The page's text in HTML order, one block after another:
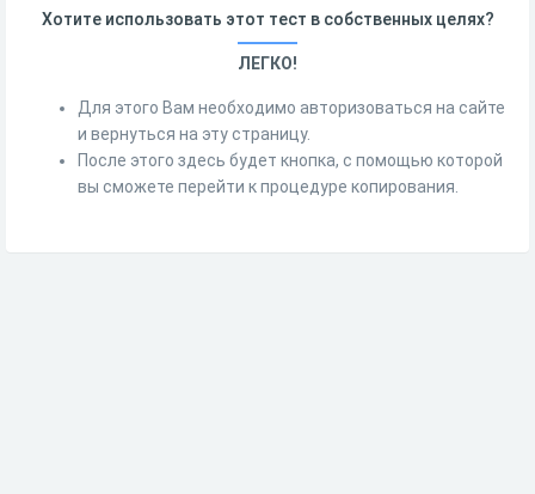
Хотите использовать этот тест в собственных целях?
ЛЕГКО!
Для этого Вам необходимо авторизоваться на сайте
и вернуться на эту страницу.
После этого здесь будет кнопка, с помощью которой
вы сможете перейти к процедуре копирования.